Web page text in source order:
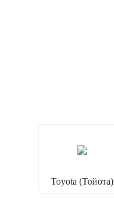
Toyota (Тойота)